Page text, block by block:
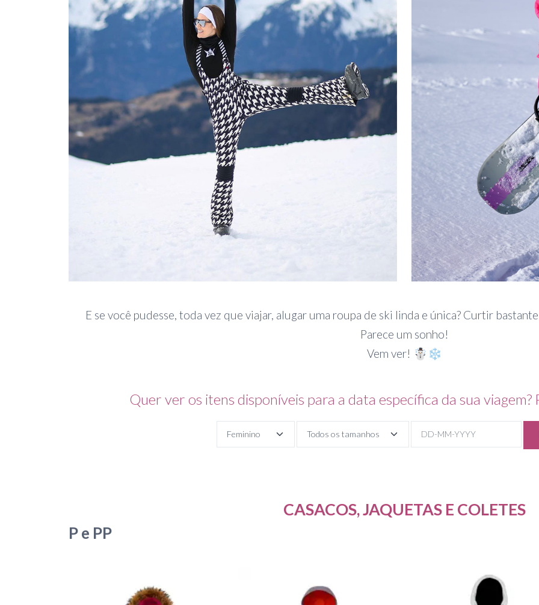
E se você pudesse, toda vez que viajar, alugar uma roupa de ski linda e única? Curtir
Parece um sonho!
Vem ver! ☃❄
Quer ver os itens disponíveis para a data específica da sua viagem?
CASACOS, JAQUETAS E COLETES
P e PP